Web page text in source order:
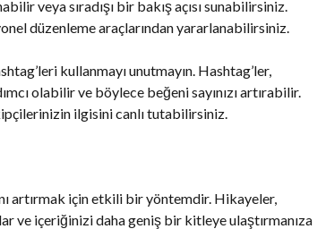
veya sıradışı bir bakış açısı sunabilirsiniz.
düzenleme araçlarından yararlanabilirsiniz.
kullanmayı unutmayın. Hashtag’ler,
olabilir ve böylece beğeni sayınızı artırabilir.
ilgisini canlı tutabilirsiniz.
artırmak için etkili bir yöntemdir. Hikayeler,
ve içeriğinizi daha geniş bir kitleye ulaştırmanıza